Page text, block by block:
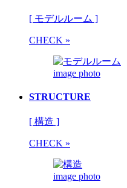
[ モデルルーム ]
CHECK »
image photo
STRUCTURE
[ 構造 ]
CHECK »
image photo